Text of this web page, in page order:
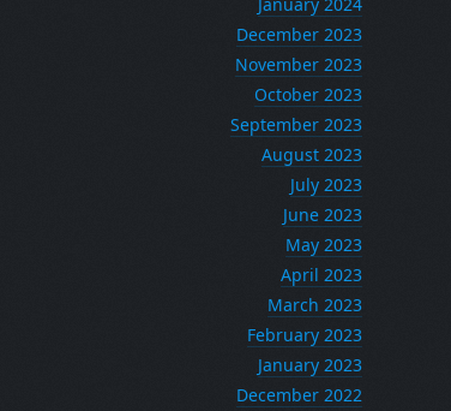
December 2023
November 2023
October 2023
September 2023
August 2023
July 2023
June 2023
May 2023
April 2023
March 2023
February 2023
January 2023
December 2022